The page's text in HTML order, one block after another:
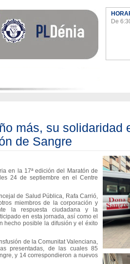
De
más, su solidaridad
de Sangre
en la 17ª edición del Maratón de
24 de septiembre en el Centre
de Salud Pública, Rafa Carrió,
miembros de la corporación y
la respuesta ciudadana y la
en esta jornada, así como el
hecho posible la difusión y el éxito
de la Comunitat Valenciana,
presentadas, de las cuales 85
y 14 correspondieron a nuevos